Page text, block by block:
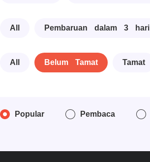
All Pembaruan dalam 3 hari
All Belum Tamat Tamat
Popular Pembaca